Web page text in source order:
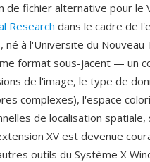
de fichier alternative pour le
Research dans le cadre de
né à l'Universite du
format sous-jacent — un
de l'image, le type de
complexes), l'espace
de localisation
XV est devenue
outils du Système X